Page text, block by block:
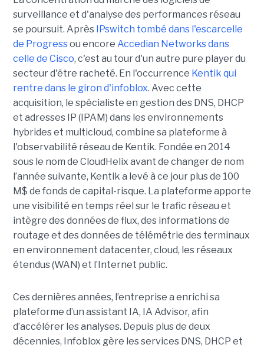
surveillance et d'analyse des performances réseau
se poursuit. Après IPswitch tombé dans l'escarcelle
de Progressou encore Accedian Networks dans
celle de Cisco, c'est au tour d'un autre pure player du
secteur d'être racheté. En l'occurrence Kentik qui
rentre dans le giron d'infoblox. Avec cette
acquisition, le spécialiste en gestion des DNS, DHCP
et adresses IP (IPAM) dans les environnements
hybrides et multicloud, combine sa plateforme à
l'observabilité réseau de Kentik. Fondée en 2014
sous le nom de CloudHelix avant de changer de nom
l’année suivante, Kentik a levé à ce jour plus de 100
M$ de fonds de capital-risque. La plateforme apporte
une visibilité en temps réel sur le trafic réseau et
intègre des données de flux, des informations de
routage et des données de télémétrie des terminaux
en environnement datacenter, cloud, les réseaux
étendus (WAN) et l’Internet public.
Ces dernières années, l’entreprise a enrichi sa
plateforme d’un assistant IA, IA Advisor, afin
d’accélérer les analyses. Depuis plus de deux
décennies, Infoblox gère les services DNS, DHCP et